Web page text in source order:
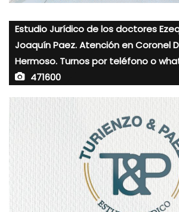
Estudio Jurídico de los doctores
Joaquín Paez. Atención en Coronel
Hermoso. Turnos por teléfono o
471600